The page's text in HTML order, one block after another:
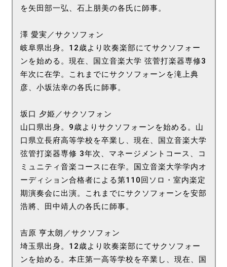
を矢田部一弘、石上朋美の各氏に師事。
澤 愛実／サクソフォン
岐阜県出身。12歳より吹奏楽部にてサクソフォー
ンを始める。現在、国立音楽大学 弦菅打楽器専修3
年次に在学。これまでにサクソフォーンを滝上典
彦、小坂法幸の各氏に師事。
坂口 夕姫／サクソフォン
山口県出身。9歳よりサクソフォーンを始める。山
口県立長府高等学校を卒業し、現在、国立音楽大学
弦管打楽器専修 3年次、マネージメントコース、コ
ミュニティ音楽コースに在学。国立音楽大学学内オ
ーディション合格者による第110回ソロ・室内楽定
期演奏会に出演。これまでにサクソフォーンを安部
浩將、田中靖人の各氏に師事。
吉原 亨太朗／サクソフォン
埼玉県出身。12歳より吹奏楽部にてサクソフォー
ンを始める。本庄第一高等学校を卒業し、現在、国